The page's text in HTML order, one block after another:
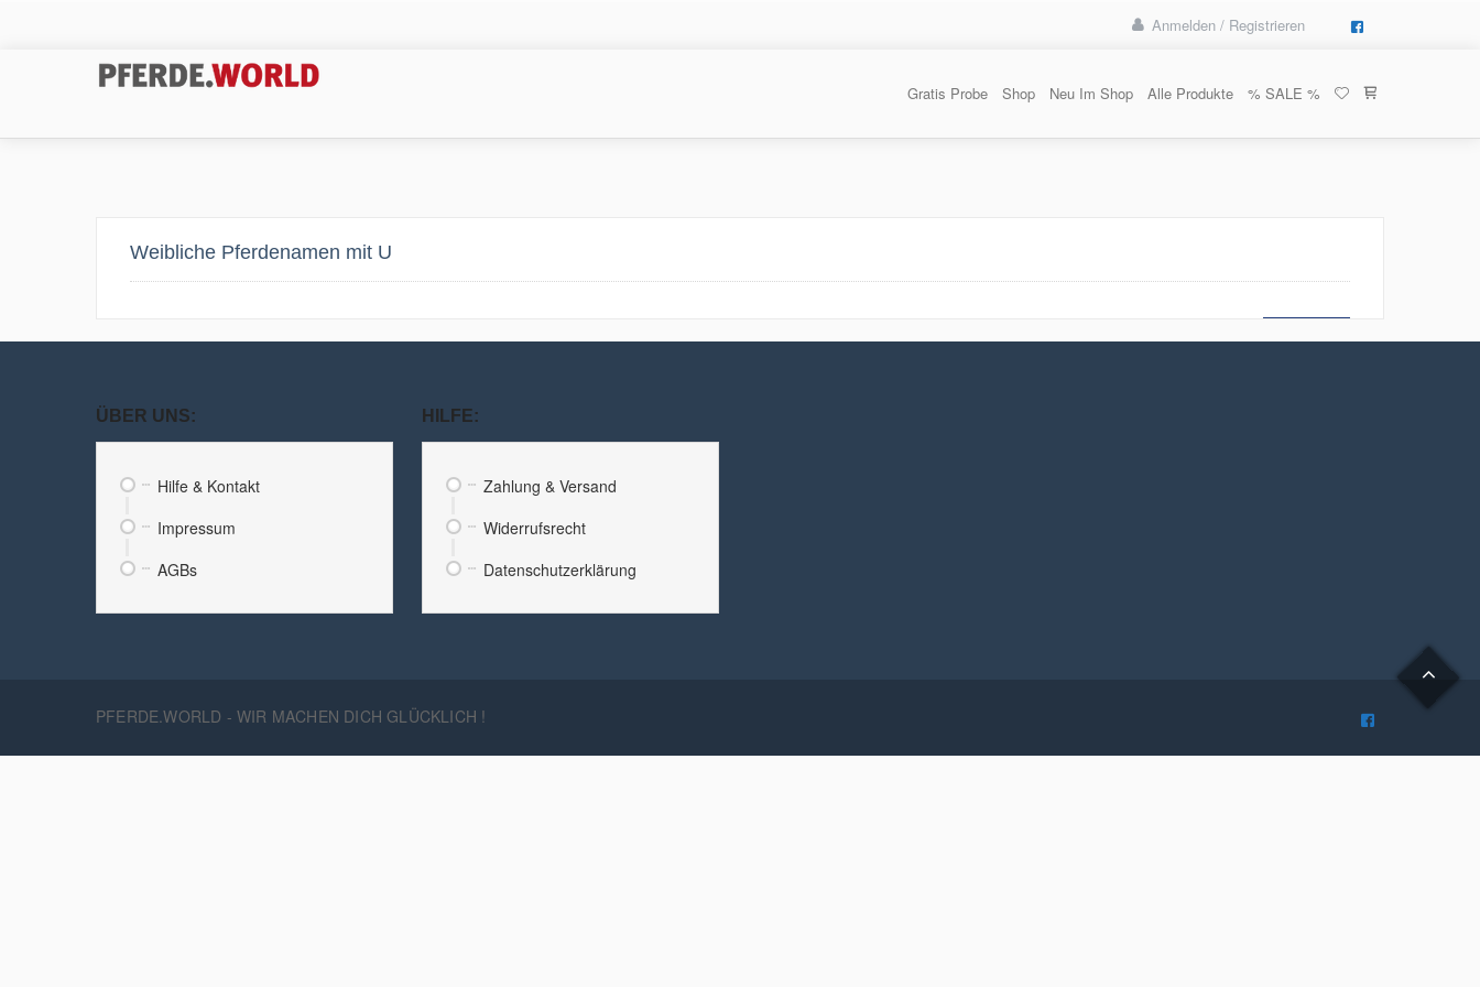
Anmelden / Registrieren
Gratis Probe Shop Neu Im Shop Alle Produkte % SALE %
Weibliche Pferdenamen mit U
ÜBER UNS:
Hilfe & Kontakt
Impressum
AGBs
HILFE:
Zahlung & Versand
Widerrufsrecht
Datenschutzerklärung
PFERDE.WORLD - WIR MACHEN DICH GLÜCKLICH !